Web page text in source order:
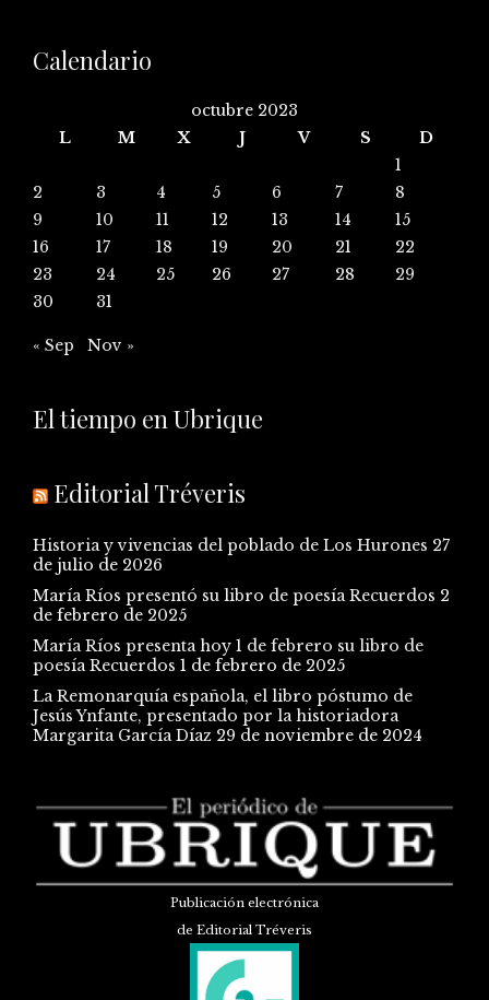
Calendario
octubre 2023
L
M X J V S
D
1
2
3 4 5 6 7
8
9
10 11 12 13 14
15
16
17 18 19 20 21
22
23
24 25 26 27 28
29
30
31
« Sep Nov »
El tiempo en Ubrique
Editorial Tréveris
Historia y vivencias del poblado de Los Hurones 27
de julio de 2026
María Ríos presentó su libro de poesía Recuerdos 2
de febrero de 2025
María Ríos presenta hoy 1 de febrero su libro de
poesía Recuerdos 1 de febrero de 2025
La Remonarquía española, el libro póstumo de
Jesús Ynfante, presentado por la historiadora
Margarita García Díaz 29 de noviembre de 2024
Publicación electrónica
de Editorial Tréveris